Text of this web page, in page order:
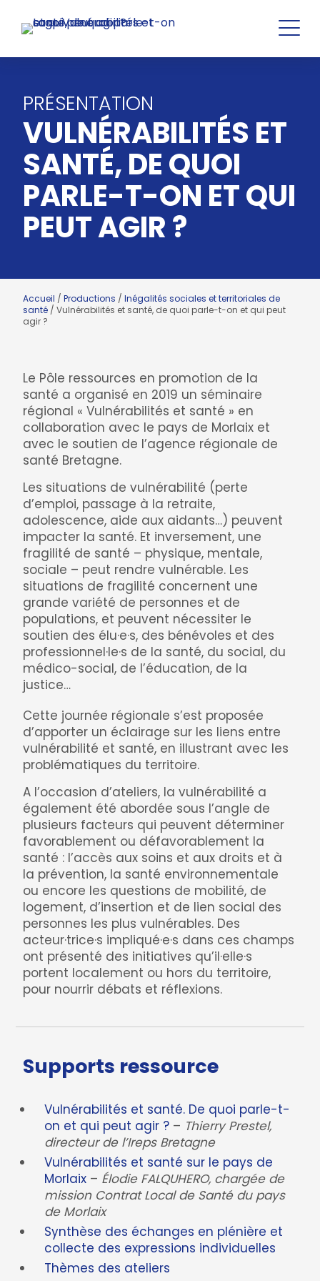
PRÉSENTATION
VULNÉRABILITÉS ET
SANTÉ, DE QUOI
PARLE-T-ON ET QUI
PEUT AGIR ?
Accueil /Productions /Inégalités sociales et territoriales de
santé /Vulnérabilités et santé, de quoi parle-t-on et qui peut
agir ?
Le Pôle ressources en promotion de la
santé a organisé en 2019 un séminaire
régional « Vulnérabilités et santé » en
collaboration avec le pays de Morlaix et
avec le soutien de l’agence régionale de
santé Bretagne.
Les situations de vulnérabilité (perte
d’emploi, passage à la retraite,
adolescence, aide aux aidants…) peuvent
impacter la santé. Et inversement, une
fragilité de santé – physique, mentale,
sociale – peut rendre vulnérable. Les
situations de fragilité concernent une
grande variété de personnes et de
populations, et peuvent nécessiter le
soutien des élu·e·s, des bénévoles et des
professionnel·le·s de la santé, du social, du
médico-social, de l’éducation, de la
justice…
Cette journée régionale s’est proposée
d’apporter un éclairage sur les liens entre
vulnérabilité et santé, en illustrant avec les
problématiques du territoire.
A l’occasion d’ateliers, la vulnérabilité a
également été abordée sous l’angle de
plusieurs facteurs qui peuvent déterminer
favorablement ou défavorablement la
santé : l’accès aux soins et aux droits et à
la prévention, la santé environnementale
ou encore les questions de mobilité, de
logement, d’insertion et de lien social des
personnes les plus vulnérables. Des
acteur·trice·s impliqué·e·s dans ces champs
ont présenté des initiatives qu’il·elle·s
portent localement ou hors du territoire,
pour nourrir débats et réflexions.
Supports ressource
Vulnérabilités et santé. De quoi parle-t-
on et qui peut agir ? – Thierry Prestel,
directeur de l’Ireps Bretagne
Vulnérabilités et santé sur le pays de
Morlaix – Élodie FALQUHERO, chargée de
mission Contrat Local de Santé du pays
de Morlaix
Synthèse des échanges en plénière et
collecte des expressions individuelles
Thèmes des ateliers